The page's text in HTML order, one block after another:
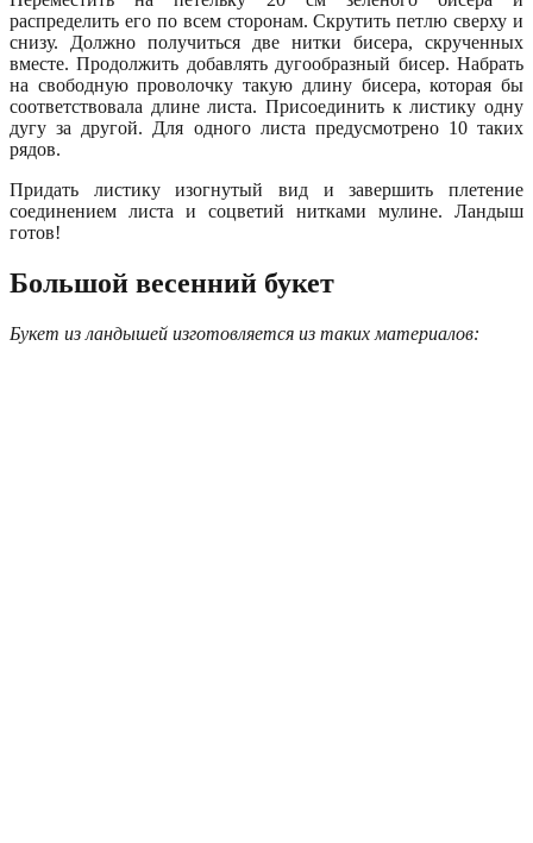
распределить его по всем сторонам. Скрутить петлю сверху и
снизу. Должно получиться две нитки бисера, скрученных
вместе. Продолжить добавлять дугообразный бисер. Набрать
на свободную проволочку такую длину бисера, которая бы
соответствовала длине листа. Присоединить к листику одну
дугу за другой. Для одного листа предусмотрено 10 таких
рядов.
Придать листику изогнутый вид и завершить плетение
соединением листа и соцветий нитками мулине. Ландыш
готов!
Большой весенний букет
Букет из ландышей изготовляется из таких материалов: